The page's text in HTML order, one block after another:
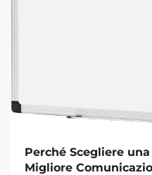
Perché Scegliere
Migliore